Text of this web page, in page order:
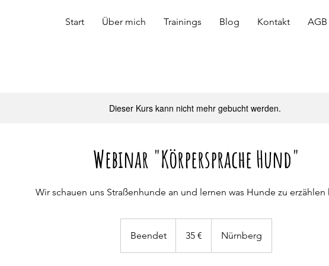
Start Über mich Trainings Blog Kontakt AGB
Dieser Kurs kann nicht mehr gebucht werden.
Webinar "Körpersprache Hund"
Wir schauen uns Straßenhunde an und lernen was Hunde zu erzählen
Beendet
e
35 € Nürnberg